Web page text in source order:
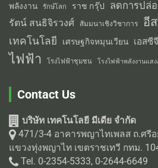
พลังงาน
รักษ์โลก ราช กรุ๊ป ลดการปล่
รัตน์ สนธิจิรวงศ์
สัมมนาเชิงวิชาการ อี
เทคโนโลยี เศรษฐกิจหมุนเวียน เอสซีจี
ไฟฟ้า
โรงไฟฟ้าชุมชน โรงไฟฟ้าพลังงานแส
Contact Us
บริษัท เทคโนโลยี มีเดีย จำกัด
471/3-4 อาคารพญาไทเพลส ถ.ศรี
แขวงทุ่งพญาไท เขตราชเทวี กทม.
Tel. 0-2354-5333, 0-2644-6649